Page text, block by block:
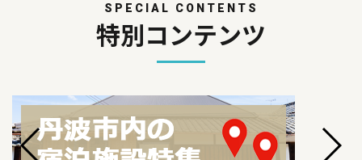
SPECIAL CONTENTS
特別コンテンツ